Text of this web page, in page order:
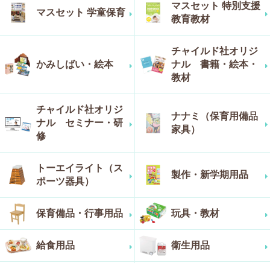
マスセット 学童保育
マスセット 特別支援
教育教材
かみしばい・絵本
チャイルド社オリジ
ナル 書籍・絵本・
教材
チャイルド社オリジ
ナル セミナー・研
修
ナナミ（保育用備品
家具）
トーエイライト（ス
ポーツ器具）
製作・新学期用品
保育備品・行事用品 玩具・教材
給食用品 衛生用品